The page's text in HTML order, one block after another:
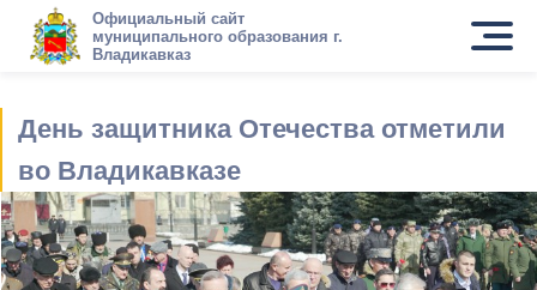
Официальный сайт
муниципального образования г.
Владикавказ
День защитника Отечества отметили
во Владикавказе